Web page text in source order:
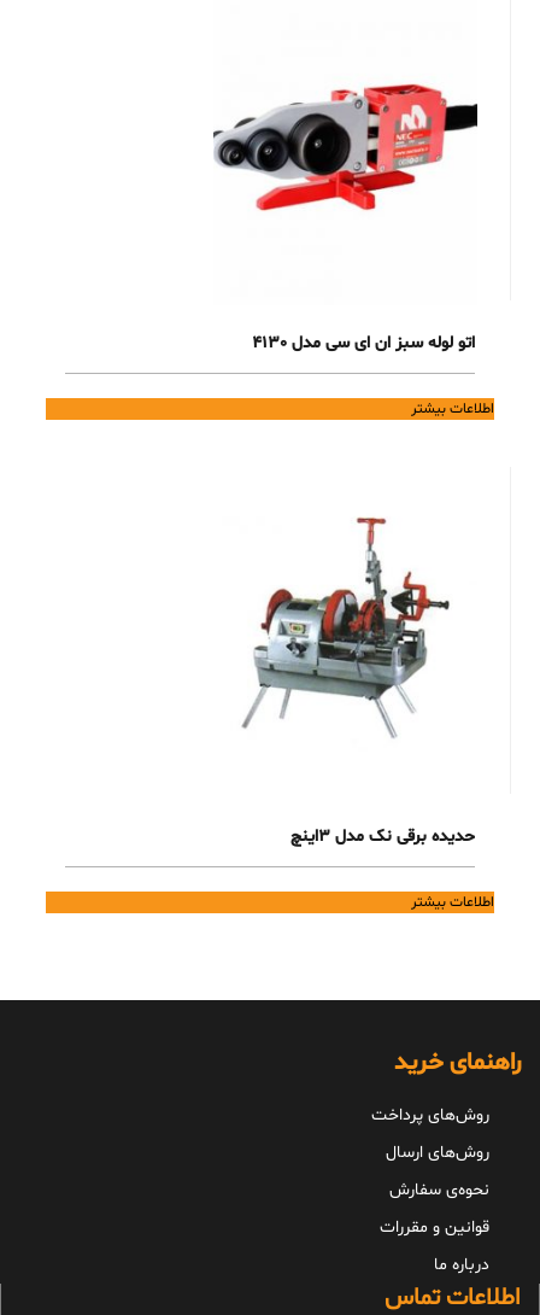
اتو لوله سبز ان ای سی مدل 4130
اطلاعات بیشتر
حدیده برقی نک مدل 3اینچ
اطلاعات بیشتر
راهنمای خرید
روش‌های پرداخت
روش‌های ارسال
نحوه‌ی سفارش
قوانین و مقررات
درباره ما
اطلاعات تماس